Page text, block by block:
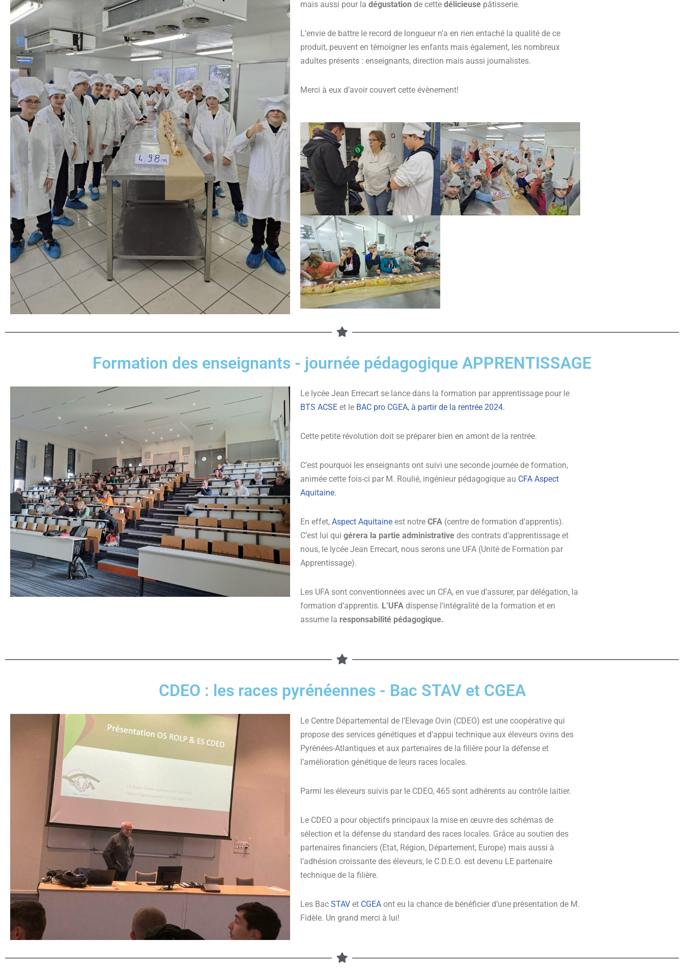
mais aussi pour la dégustation de cette délicieuse pâtisserie.
L’envie de battre le record de longueur n’a en rien entaché la qualité de ce
produit, peuvent en témoigner les enfants mais également, les nombreux
adultes présents : enseignants, direction mais aussi journalistes.
Merci à eux d’avoir couvert cette évènement!
Formation des enseignants - journée pédagogique APPRENTISSAGE
Le lycée Jean Errecart se lance dans la formation par apprentissage pour le
BTS ACSE et le BAC pro CGEA, à partir de la rentrée 2024.
Cette petite révolution doit se préparer bien en amont de la rentrée.
C’est pourquoi les enseignants ont suivi une seconde journée de formation,
animée cette fois-ci par M. Roulié, ingénieur pédagogique au CFA Aspect
Aquitaine.
En effet, Aspect Aquitaine est notre CFA (centre de formation d’apprentis).
C’est lui qui gérera la partie administrative des contrats d’apprentissage et
nous, le lycée Jean Errecart, nous serons une UFA (Unité de Formation par
Apprentissage).
Les UFA sont conventionnées avec un CFA, en vue d’assurer, par délégation, la
formation d’apprentis. L’UFA dispense l’intégralité de la formation et en
assume la responsabilité pédagogique.
CDEO : les races pyrénéennes - Bac STAV et CGEA
Le Centre Départemental de l’Elevage Ovin (CDEO) est une coopérative qui
propose des services génétiques et d’appui technique aux éleveurs ovins des
Pyrénées-Atlantiques et aux partenaires de la filière pour la défense et
l’amélioration génétique de leurs races locales.
Parmi les éleveurs suivis par le CDEO, 465 sont adhérents au contrôle laitier.
Le CDEO a pour objectifs principaux la mise en œuvre des schémas de
sélection et la défense du standard des races locales. Grâce au soutien des
partenaires financiers (Etat, Région, Département, Europe) mais aussi à
l’adhésion croissante des éleveurs, le C.D.E.O. est devenu LE partenaire
technique de la filière.
Les Bac STAV et CGEA ont eu la chance de bénéficier d’une présentation de M.
Fidèle. Un grand merci à lui!